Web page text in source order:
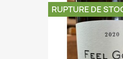
RUPTURE DE